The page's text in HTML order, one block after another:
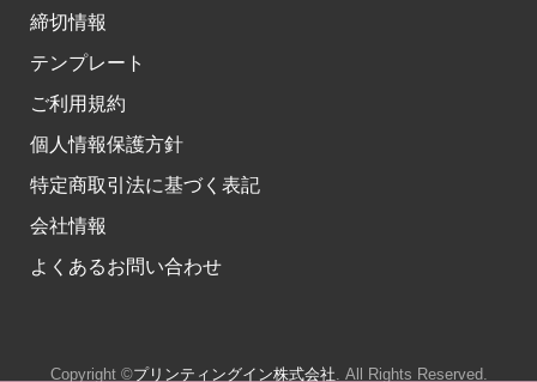
締切情報
テンプレート
ご利用規約
個人情報保護方針
特定商取引法に基づく表記
会社情報
よくあるお問い合わせ
Copyright ©プリンティングイン株式会社. All Rights Reserved.